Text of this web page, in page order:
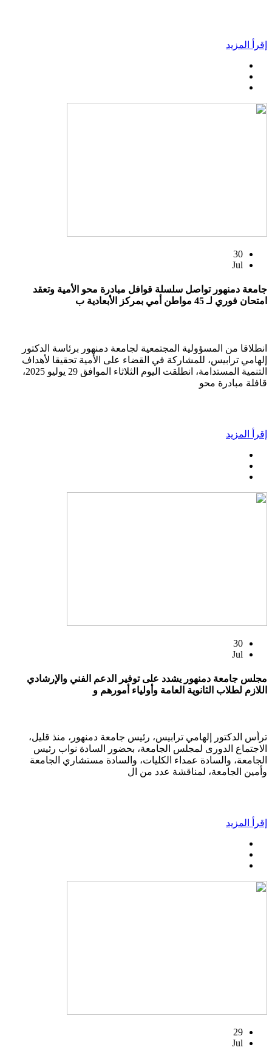
إقرأ المزيد
30
Jul
جامعة دمنهور تواصل سلسلة قوافل مبادرة محو الأمية وتعقد
امتحان فوري لـ 45 مواطن أمي بمركز الأبعادية ب
انطلاقا من المسؤولية المجتمعية لجامعة دمنهور برئاسة الدكتور
إلهامي ترابيس، للمشاركة في القضاء على الأمية تحقيقا لأهداف
التنمية المستدامة، انطلقت اليوم الثلاثاء الموافق 29 يوليو 2025،
قافلة مبادرة محو
إقرأ المزيد
30
Jul
مجلس جامعة دمنهور يشدد على توفير الدعم الفني والإرشادي
اللازم لطلاب الثانوية العامة وأولياء أمورهم و
ترأس الدكتور إلهامي ترابيس، رئيس جامعة دمنهور، منذ قليل،
الاجتماع الدورى لمجلس الجامعة، بحضور السادة نواب رئيس
الجامعة، والسادة عمداء الكليات، والسادة مستشاري الجامعة
وأمين الجامعة، لمناقشة عدد من ال
إقرأ المزيد
29
Jul